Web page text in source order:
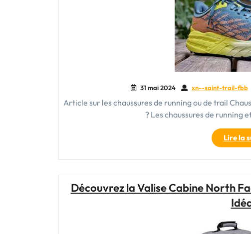
31 mai 2024 xn--saint-trail-fbb
Article sur les chaussures de running ou de trail
? Les chaussures de running
Lire la
Découvrez la Valise Cabine North